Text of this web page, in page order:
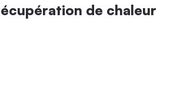
de chaleur